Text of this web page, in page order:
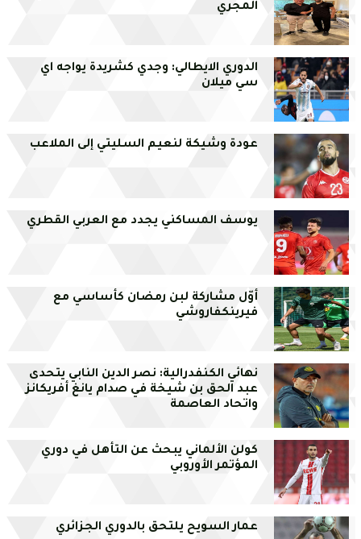
المجري
الدوري الايطالي: وجدي كشريدة يواجه اي
سي ميلان
عودة وشيكة لنعيم السليتي إلى الملاعب
يوسف المساكني يجدد مع العربي القطري
أوّل مشاركة لبن رمضان كأساسي مع
فيرينكفاروشي
نهائي الكنفدرالية: نصر الدين النابي يتحدى
عبد الحق بن شيخة في صدام يانغ أفريكانز
واتحاد العاصمة
كولن الألماني يبحث عن التأهل في دوري
المؤتمر الأوروبي
عمار السويح يلتحق بالدوري الجزائري